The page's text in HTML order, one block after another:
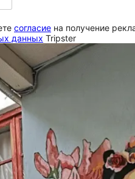
согласие на получение
данных Tripster